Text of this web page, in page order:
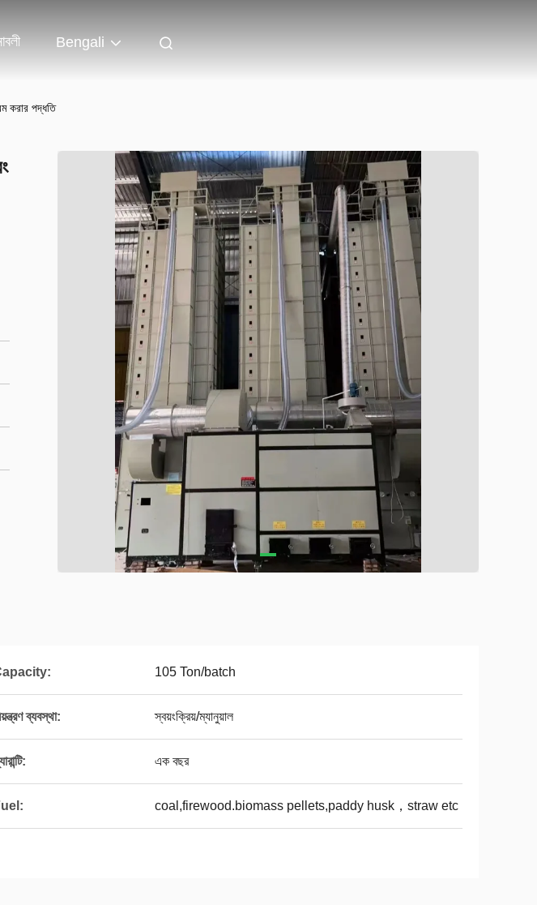
Bengali
করার পদ্ধতি
105 Ton/batch
ব্যবস্থা: স্বয়ংক্রিয়/ম্যানুয়াল
এক বছর
coal,firewood.biomass pellets,paddy husk，straw etc